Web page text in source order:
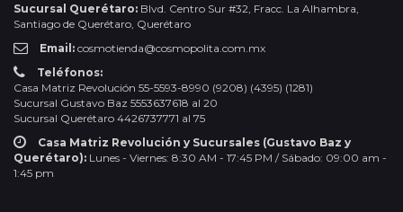
Sucursal Querétaro: Blvd. Centro Sur #32, Fracc. La Alhambra,
Santiago de Querétaro, Querétaro
Email: cosmotienda@cosmopolita.com.mx
Teléfonos:
Casa Matriz Revolución 55-5593-8990 (9208) (4395) (1281)
Sucursal Gustavo Baz 5553637618 al 20
Sucursal Querétaro 4426737771 al 75
Casa Matriz Revolución y Sucursales (Gustavo Baz y
Querétaro): Lunes - Viernes: 8:30 AM - 17:45 PM / Sábado: 09:00 am -
1:45 pm